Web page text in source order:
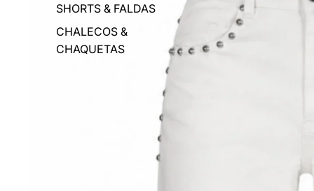
SHORTS & FALDAS
CHALECOS &
CHAQUETAS